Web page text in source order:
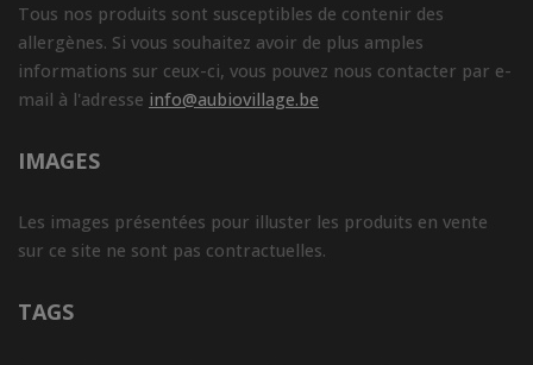
Tous nos produits sont susceptibles de contenir des
allergènes. Si vous souhaitez avoir de plus amples
informations sur ceux-ci, vous pouvez nous contacter par e-
mail à l'adresse info@aubiovillage.be
IMAGES
Les images présentées pour illuster les produits en vente
sur ce site ne sont pas contractuelles.
TAGS